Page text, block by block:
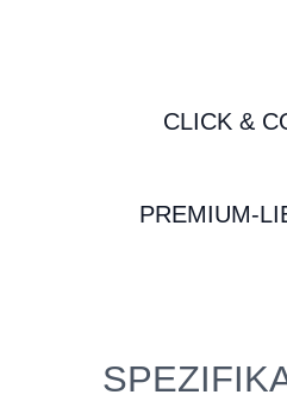
CLICK &
PREMIUM-